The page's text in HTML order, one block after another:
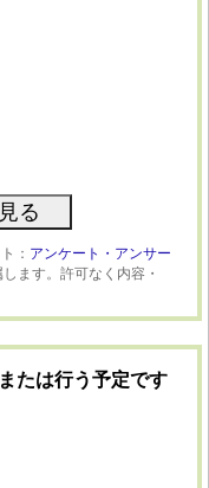
： アンケート・アンサー
ます。許可なく内容・
たは行う予定です